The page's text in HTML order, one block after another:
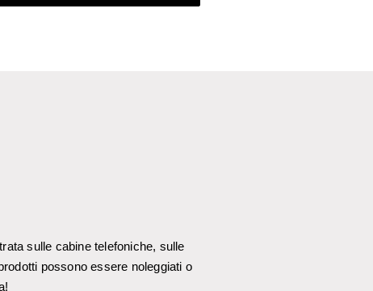
sulle cabine telefoniche, sulle
possono essere noleggiati o